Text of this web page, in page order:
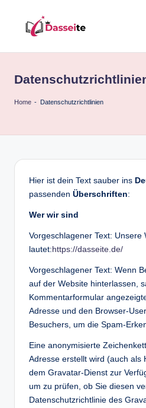
content
s
s
e
Home - Datenschutzrichtlinien
Hier ist dein Text sauber ins
passenden Überschriften:
Wer wir sind
Vorgeschlagener Text: Unsere
lautet: https://dasseite.de/
Vorgeschlagener Text: Wenn
auf der Website hinterlassen,
Kommentarformular
Adresse und den Browser-
Besuchers, um die Spam-
Eine anonymisierte
Adresse erstellt wird (auch als
dem Gravatar-Dienst zur
um zu prüfen, ob Sie diesen
Datenschutzrichtlinie des